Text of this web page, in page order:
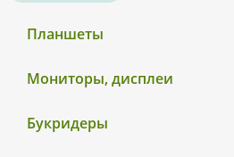
Планшеты
Мониторы, дисплеи
Букридеры